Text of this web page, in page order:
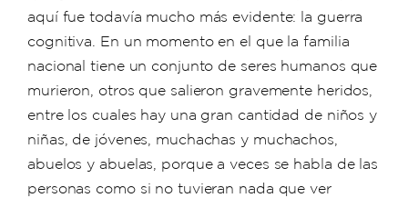
aquí fue todavía mucho más evidente: la guerra
cognitiva. En un momento en el que la familia
nacional tiene un conjunto de seres humanos que
murieron, otros que salieron gravemente heridos,
entre los cuales hay una gran cantidad de niños y
niñas, de jóvenes, muchachas y muchachos,
abuelos y abuelas, porque a veces se habla de las
personas como si no tuvieran nada que ver